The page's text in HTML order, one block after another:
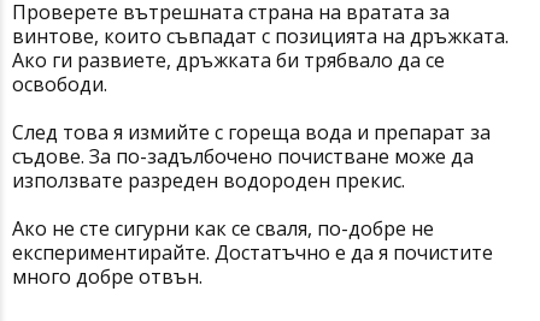
Проверете вътрешната страна на вратата за
винтове, които съвпадат с позицията на дръжката.
Ако ги развиете, дръжката би трябвало да се
освободи.
След това я измийте с гореща вода и препарат за
съдове. За по-задълбочено почистване може да
използвате разреден водороден прекис.
Ако не сте сигурни как се сваля, по-добре не
експериментирайте. Достатъчно е да я почистите
много добре отвън.